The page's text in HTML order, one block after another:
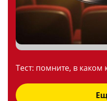
Тест: помните, в каком